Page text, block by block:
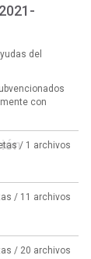
del
con
/ 1 archivos
/ 11 archivos
/ 20 archivos